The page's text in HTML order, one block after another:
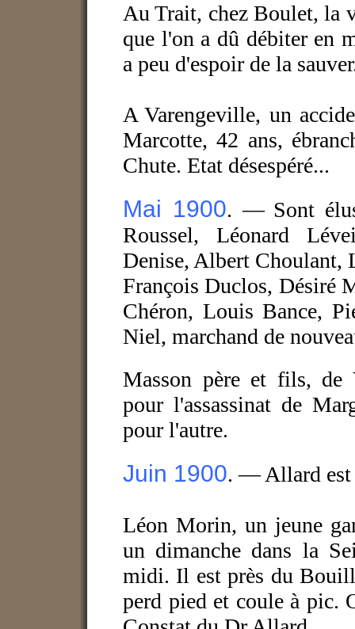
Au Trait, chez Boulet, la
que l'on a dû débiter en
a peu d'espoir de la
A Varengeville, un
Marcotte, 42 ans,
Chute. Etat désespéré...
Mai 1900. — Sont
Roussel, Léonard
Denise, Albert Choulant,
François Duclos, Désiré
Chéron, Louis Bance,
Niel, marchand de
Masson père et fils, de
pour l'assassinat de
pour l'autre.
Juin 1900. —Allard est
Léon Morin, un jeune
un dimanche dans la
midi. Il est près du
perd pied et coule à pic.